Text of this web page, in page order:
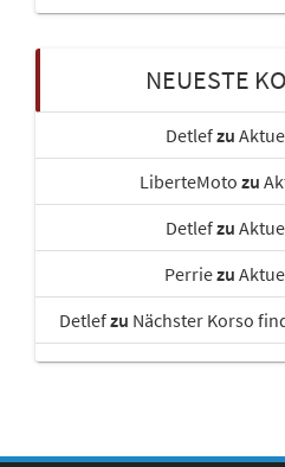
NEUESTE
Detlefzu
LiberteMoto zu
Detlefzu
Perriezu
Detlefzu Nächster Korso